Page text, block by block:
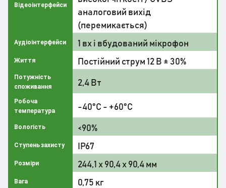
Відеоінтерфейси
аналоговий вихід
(перемикається)
Аудіоінтерфейси 1 вх і вбудований мікрофон
Життя Постійний струм 12 В ± 30%
Потужність
споживання
2,4 Вт
Робоча
температура
-40°C - +60°C
Вологість <90%
Ступень захисту IP67
Розміри 244,1 х 90,4 х 90,4 мм
Вага 0,75 кг